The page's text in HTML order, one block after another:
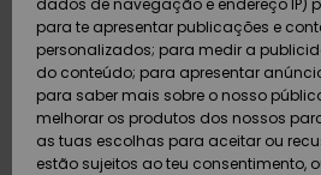
Surfe/água
Snow
Surfe/água
Neve
Snow
Community
SNOW
Snow Shop
Feminino
Highlights
DUPLA
PROMO
Cartão
presente
Quiksilver
Freedom
dados de navegação e endereço IP)
para te apresentar publicações e
personalizados; para medir a
do conteúdo; para apresentar
para saber mais sobre o nosso
melhorar os produtos dos nossos
as tuas escolhas para aceitar ou
estão sujeitos ao teu consentimento,